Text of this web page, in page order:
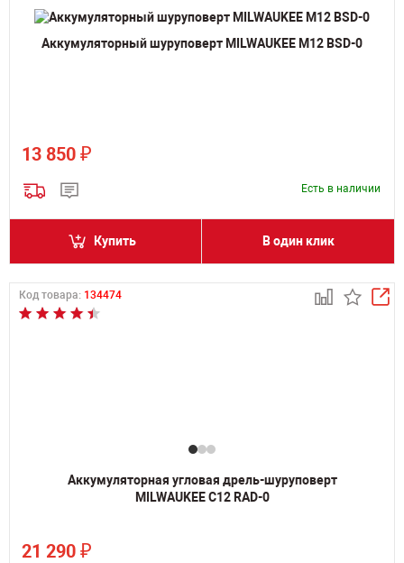
Аккумуляторный шуруповерт MILWAUKEE M12 BSD-0
13 850 ₽
Есть в наличии
Купить В один клик
Код товара: 134474
Аккумуляторная угловая дрель-шуруповерт
MILWAUKEE C12 RAD-0
21 290 ₽